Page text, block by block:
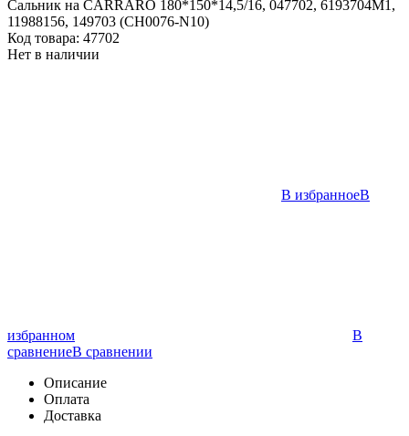
Сальник на CARRARO 180*150*14,5/16, 047702, 6193704М1,
11988156, 149703 (CH0076-N10)
Код товара: 47702
Нет в наличии
В избранноеВ
избранном
В
сравнениеВ сравнении
Описание
Оплата
Доставка